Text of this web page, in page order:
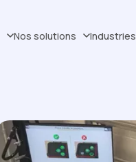
Nos solutions Industries